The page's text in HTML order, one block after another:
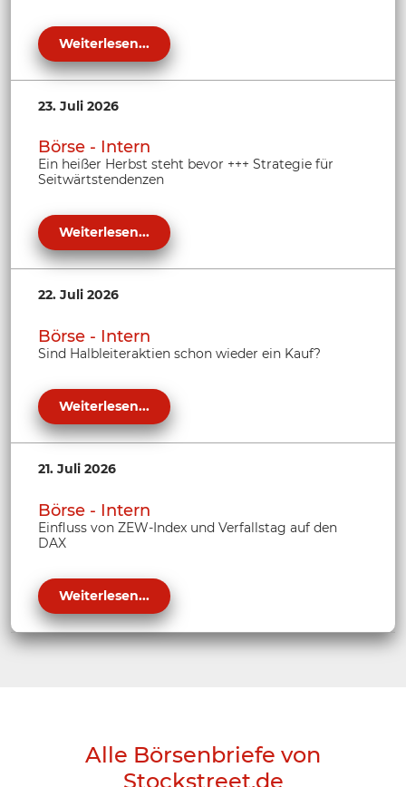
Weiterlesen...
23. Juli 2026
Börse - Intern
Ein heißer Herbst steht bevor +++ Strategie für
Seitwärtstendenzen
Weiterlesen...
22. Juli 2026
Börse - Intern
Sind Halbleiteraktien schon wieder ein Kauf?
Weiterlesen...
21. Juli 2026
Börse - Intern
Einfluss von ZEW-Index und Verfallstag auf den
DAX
Weiterlesen...
Alle Börsenbriefe von
Stockstreet.de